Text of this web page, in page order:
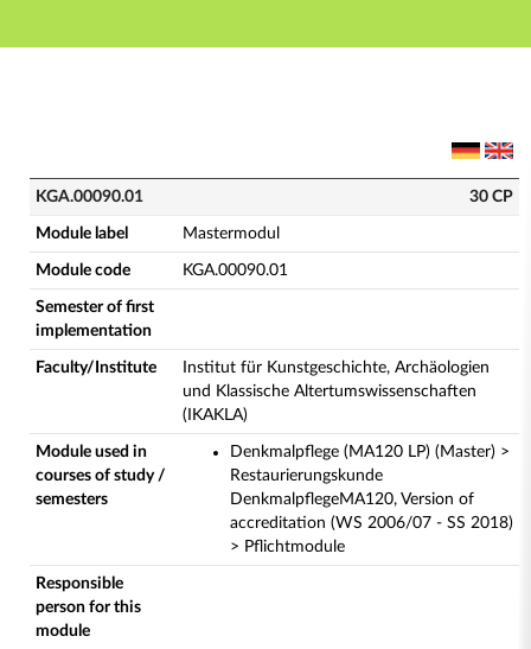
Main navigation
KGA.00090.01 - Mastermodul (Complete module
KGA.00090.01 30 CP
Module label Mastermodul
Module code KGA.00090.01
Semester of first
implementation
Faculty/Institute
Institut für Kunstgeschichte, Archäologien
und Klassische Altertumswissenschaften
(IKAKLA)
Module used in
courses of study /
semesters
Denkmalpflege (MA120 LP) (Master) >
Restaurierungskunde
DenkmalpflegeMA120, Version of
accreditation (WS 2006/07 - SS 2018)
> Pflichtmodule
Responsible
person for this
module